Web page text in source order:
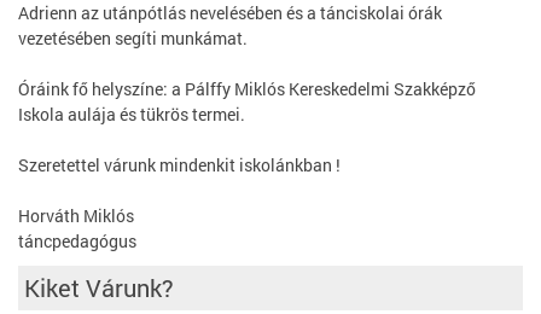
Adrienn az utánpótlás nevelésében és a tánciskolai órák
vezetésében segíti munkámat.
Óráink fő helyszíne: a Pálffy Miklós Kereskedelmi Szakképző
Iskola aulája és tükrös termei.
Szeretettel várunk mindenkit iskolánkban !
Horváth Miklós
táncpedagógus
Kiket Várunk?